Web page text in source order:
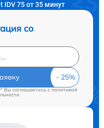
75 от 35 минут
со
Вы соглашаетесь cполитикой